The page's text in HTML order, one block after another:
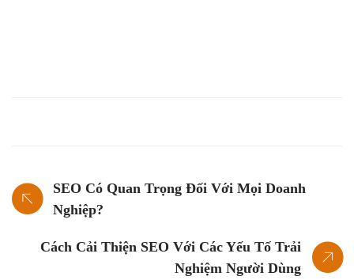
SEO Có Quan Trọng Đối Với Mọi Doanh
Nghiệp?
Cách Cải Thiện SEO Với Các Yếu Tố Trải
Nghiệm Người Dùng